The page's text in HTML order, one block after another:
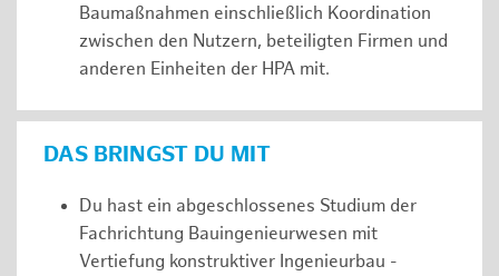
Baumaßnahmen einschließlich Koordination
zwischen den Nutzern, beteiligten Firmen und
anderen Einheiten der HPA mit.
DAS BRINGST DU MIT
Du hast ein abgeschlossenes Studium der
Fachrichtung Bauingenieurwesen mit
Vertiefung konstruktiver Ingenieurbau -